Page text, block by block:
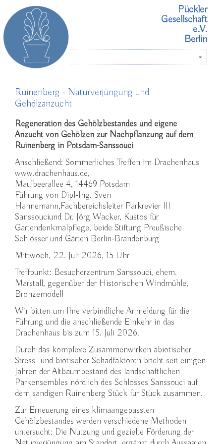
Pückler
Gesellschaft
e.V.
Berlin
Menü
Ruinenberg - Naturverjüngung und
Gehölzanzucht
Regeneration des Gehölzbestandes und eigene
Anzucht von Gehölzen zur Nachpflanzung auf dem
Ruinenberg in Potsdam-Sanssouci
Anschließend: Sommerliches Treffen im Drachenhaus
www.drachenhaus.de,
Maulbeerallee 4, 14469 Potsdam
Führung von Dipl-Ing. Sven
Hannemann,Fachbereichsleiter Parkrevier III
Sanssouciund Dr. Jörg Wacker, Kustos für
Gartendenkmalpflege, beide Stiftung Preußische
Schlösser und Gärten Berlin-Brandenburg
Mittwoch, 22. Juli 2026, 15 Uhr
Treffpunkt: Besucherzentrum Sanssouci, ehem.
Marstall, gegenüber der Historischen Windmühle,
Bronzemodell
Wir bitten um Ihre verbindliche Anmeldung für die
Führung und die anschließende Einkehr in das
Drachenhaus bis zum 15. Juli 2026.
Durch das komplexe Zusammenwirken abiotischer
Stress- und biotischer Schadfaktoren bricht seit einigen
Jahren der Altbaumbestand des landschaftlichen
Parkensembles nördlich des Schlosses Sanssouci auf
dem sandigen Ruinenberg Stück für Stück zusammen.
Zur Erneuerung eines klimaangepassten
Gehölzbestandes werden verschiedene Methoden
untersucht: Die Nutzung und gezielte Förderung der